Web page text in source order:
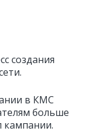
создания
в КМС
больше
кампании.